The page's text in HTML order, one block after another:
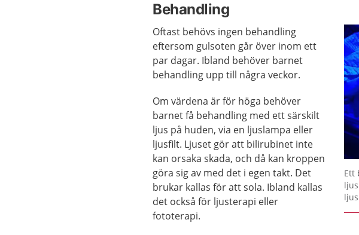
Behandling
Ett
Oftast behövs ingen behandling
eftersom gulsoten går över inom ett
par dagar. Ibland behöver barnet
behandling upp till några veckor.
Om värdena är för höga behöver
barnet få behandling med ett särskilt
ljus på huden, via en ljuslampa eller
ljusfilt. Ljuset gör att bilirubinet inte
kan orsaka skada, och då kan kroppen
göra sig av med det i egen takt. Det
brukar kallas för att sola. Ibland kallas
det också för ljusterapi eller
fototerapi.